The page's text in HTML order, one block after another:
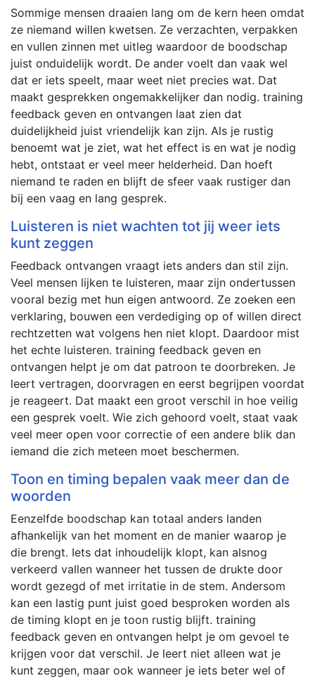
Sommige mensen draaien lang om de kern heen omdat
ze niemand willen kwetsen. Ze verzachten, verpakken
en vullen zinnen met uitleg waardoor de boodschap
juist onduidelijk wordt. De ander voelt dan vaak wel
dat er iets speelt, maar weet niet precies wat. Dat
maakt gesprekken ongemakkelijker dan nodig. training
feedback geven en ontvangen laat zien dat
duidelijkheid juist vriendelijk kan zijn. Als je rustig
benoemt wat je ziet, wat het effect is en wat je nodig
hebt, ontstaat er veel meer helderheid. Dan hoeft
niemand te raden en blijft de sfeer vaak rustiger dan
bij een vaag en lang gesprek.
Luisteren is niet wachten tot jij weer iets
kunt zeggen
Feedback ontvangen vraagt iets anders dan stil zijn.
Veel mensen lijken te luisteren, maar zijn ondertussen
vooral bezig met hun eigen antwoord. Ze zoeken een
verklaring, bouwen een verdediging op of willen direct
rechtzetten wat volgens hen niet klopt. Daardoor mist
het echte luisteren. training feedback geven en
ontvangen helpt je om dat patroon te doorbreken. Je
leert vertragen, doorvragen en eerst begrijpen voordat
je reageert. Dat maakt een groot verschil in hoe veilig
een gesprek voelt. Wie zich gehoord voelt, staat vaak
veel meer open voor correctie of een andere blik dan
iemand die zich meteen moet beschermen.
Toon en timing bepalen vaak meer dan de
woorden
Eenzelfde boodschap kan totaal anders landen
afhankelijk van het moment en de manier waarop je
die brengt. Iets dat inhoudelijk klopt, kan alsnog
verkeerd vallen wanneer het tussen de drukte door
wordt gezegd of met irritatie in de stem. Andersom
kan een lastig punt juist goed besproken worden als
de timing klopt en je toon rustig blijft. training
feedback geven en ontvangen helpt je om gevoel te
krijgen voor dat verschil. Je leert niet alleen wat je
kunt zeggen, maar ook wanneer je iets beter wel of